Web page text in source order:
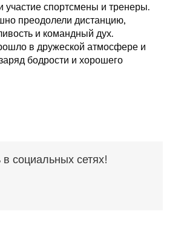
участие спортсмены и тренеры.
преодолели дистанцию,
и командный дух.
в дружеской атмосфере и
бодрости и хорошего
социальных сетях!